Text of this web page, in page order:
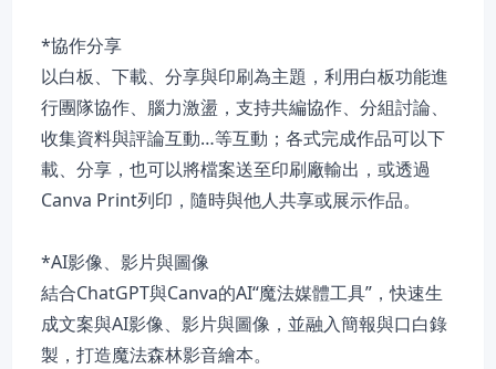
*協作分享
以白板、下載、分享與印刷為主題，利用白板功能進
行團隊協作、腦力激盪，支持共編協作、分組討論、
收集資料與評論互動…等互動；各式完成作品可以下
載、分享，也可以將檔案送至印刷廠輸出，或透過
Canva Print列印，隨時與他人共享或展示作品。
*AI影像、影片與圖像
結合ChatGPT與Canva的AI“魔法媒體工具”，快速生
成文案與AI影像、影片與圖像，並融入簡報與口白錄
製，打造魔法森林影音繪本。